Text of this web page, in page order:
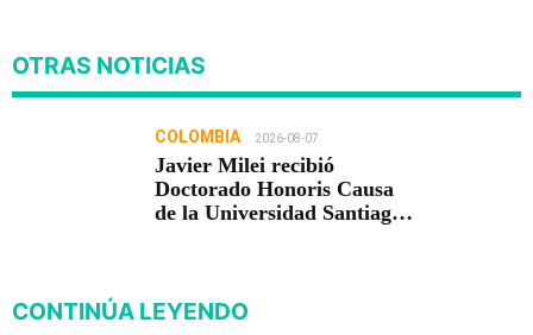
OTRAS NOTICIAS
COLOMBIA 2026-08-07
Javier Milei recibió
Doctorado Honoris Causa
de la Universidad Santiago
CONTINÚA LEYENDO